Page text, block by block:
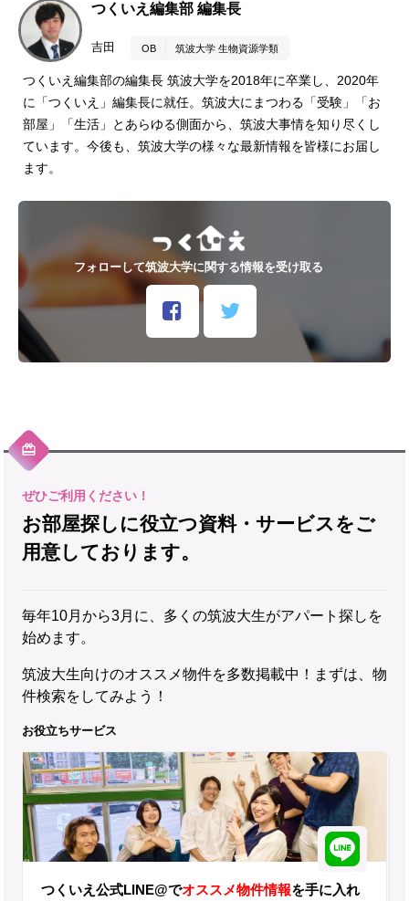
つくいえ編集部 編集長
吉田 OB 筑波大学 生物資源学類
つくいえ編集部の編集長 筑波大学を2018年に卒業し、2020年
に「つくいえ」編集長に就任。筑波大にまつわる「受験」「お
部屋」「生活」とあらゆる側面から、筑波大事情を知り尽くし
ています。今後も、筑波大学の様々な最新情報を皆様にお届し
ます。
フォローして筑波大学に関する情報を受け取る
お部屋探しに役立つ資料・サービスをご
用意しております。
毎年10月から3月に、多くの筑波大生がアパート探しを
始めます。
筑波大生向けのオススメ物件を多数掲載中！まずは、物
件検索をしてみよう！
お役立ちサービス
つくいえ公式LINE@でオススメ物件情報を手に入れ